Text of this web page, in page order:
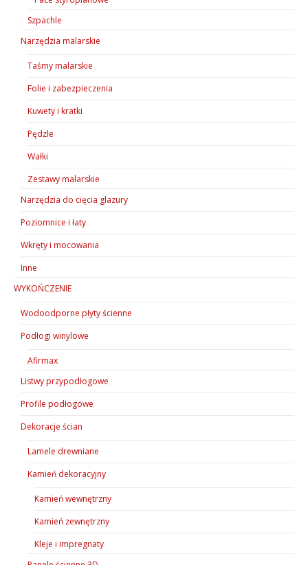
Szpachle
Narzędzia malarskie
Taśmy malarskie
Folie i zabezpieczenia
Kuwety i kratki
Pędzle
Wałki
Zestawy malarskie
Narzędzia do cięcia glazury
Poziomnice i łaty
Wkręty i mocowania
Inne
WYKOŃCZENIE
Wodoodporne płyty ścienne
Podłogi winylowe
Afirmax
Listwy przypodłogowe
Profile podłogowe
Dekoracje ścian
Lamele drewniane
Kamień dekoracyjny
Kamień wewnętrzny
Kamień zewnętrzny
Kleje i impregnaty